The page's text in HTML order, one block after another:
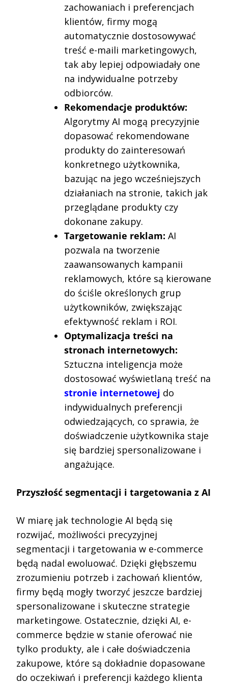
zachowaniach i preferencjach
klientów, firmy mogą
automatycznie dostosowywać
treść e-maili marketingowych,
tak aby lepiej odpowiadały one
na indywidualne potrzeby
odbiorców.
Rekomendacje produktów:
Algorytmy AI mogą precyzyjnie
dopasować rekomendowane
produkty do zainteresowań
konkretnego użytkownika,
bazując na jego wcześniejszych
działaniach na stronie, takich jak
przeglądane produkty czy
dokonane zakupy.
Targetowanie reklam: AI
pozwala na tworzenie
zaawansowanych kampanii
reklamowych, które są kierowane
do ściśle określonych grup
użytkowników, zwiększając
efektywność reklam i ROI.
Optymalizacja treści na
stronach internetowych:
Sztuczna inteligencja może
dostosować wyświetlaną treść na
stronie internetowej do
indywidualnych preferencji
odwiedzających, co sprawia, że
doświadczenie użytkownika staje
się bardziej spersonalizowane i
angażujące.
Przyszłość segmentacji i targetowania z AI
W miarę jak technologie AI będą się
rozwijać, możliwości precyzyjnej
segmentacji i targetowania w e-commerce
będą nadal ewoluować. Dzięki głębszemu
zrozumieniu potrzeb i zachowań klientów,
firmy będą mogły tworzyć jeszcze bardziej
spersonalizowane i skuteczne strategie
marketingowe. Ostatecznie, dzięki AI, e-
commerce będzie w stanie oferować nie
tylko produkty, ale i całe doświadczenia
zakupowe, które są dokładnie dopasowane
do oczekiwań i preferencji każdego klienta